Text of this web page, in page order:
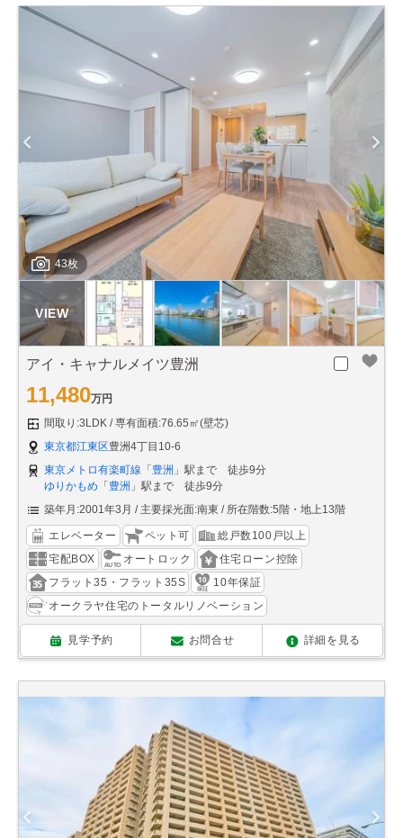
43枚
アイ・キャナルメイツ豊洲
11,480万円
間取り:3LDK
専有面積:76.65㎡(壁芯)
東京都江東区豊洲4丁目10-6
東京メトロ有楽町線 「 豊洲 」駅まで 徒歩9分
ゆりかもめ 「 豊洲 」駅まで 徒歩9分
築年月:2001年3月
主要採光面:南東 所在階数:5階・地上13階
エレベーター ペット可
総戸数100戸以上
宅配BOX
オートロック
住宅ローン控除
フラット35・フラット35S
10年保証
オークラヤ住宅のトータルリノベーション
見学予約 お問合せ 詳細を見る